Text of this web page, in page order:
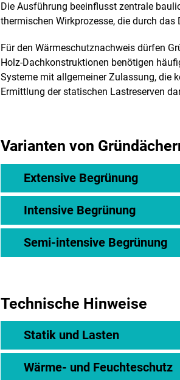
Die Ausführung beeinflusst zentrale
thermischen Wirkprozesse, die durch
Für den Wärmeschutznachweis dürfen
Holz-Dachkonstruktionen benötigen
Systeme mit allgemeiner Zulassung, die
Ermittlung der statischen Lastreserven
Varianten von
Extensive Begrünung
Intensive Begrünung
Semi-intensive Begrünung
Technische Hinweise
Statik und Lasten
Wärme- und Feuchteschutz